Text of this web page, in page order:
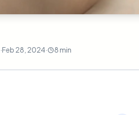
·Feb 28, 2024· 8min